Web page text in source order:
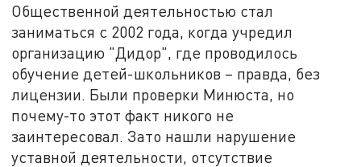
Общественной деятельностью стал
заниматься с 2002 года, когда учредил
организацию "Дидор", где проводилось
обучение детей-школьников – правда, без
лицензии. Были проверки Минюста, но
почему-то этот факт никого не
заинтересовал. Зато нашли нарушение
уставной деятельности, отсутствие